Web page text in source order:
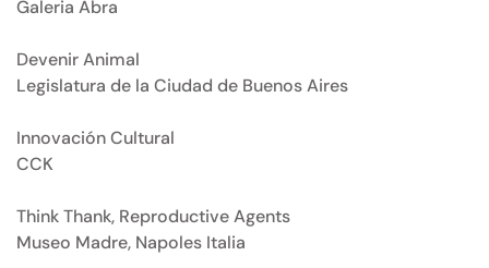
Galeria Abra
Devenir Animal
Legislatura de la Ciudad de Buenos Aires
Innovación Cultural
CCK
Think Thank, Reproductive Agents
Museo Madre, Napoles Italia